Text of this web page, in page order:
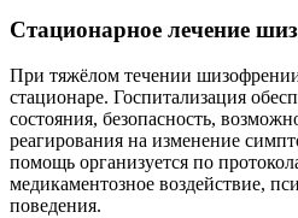
Стационарное лечение
При тяжёлом течении
стационаре. Госпитализация
состояния, безопасность,
реагирования на изменение
помощь организуется по
медикаментозное воздействие,
поведения.